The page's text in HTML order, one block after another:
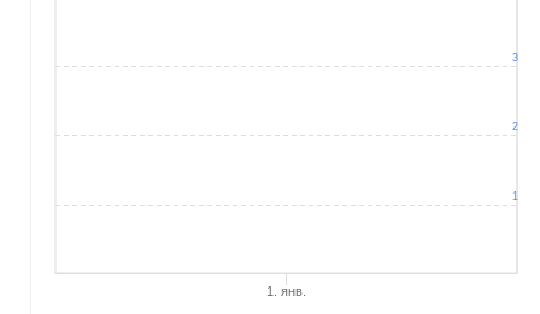
1. янв.
1
2
3